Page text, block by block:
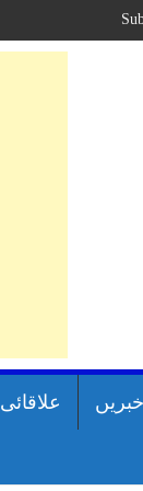
خبریں علاقائی